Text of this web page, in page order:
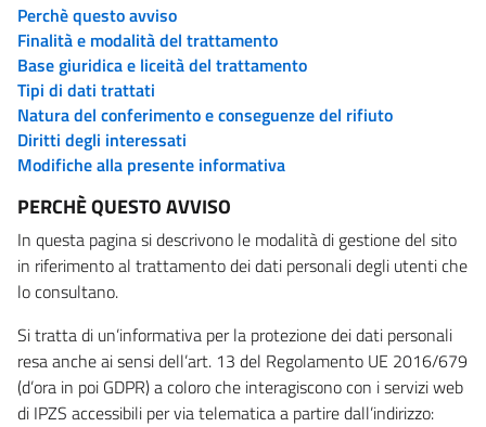
Perchè questo avviso
Finalità e modalità del trattamento
Base giuridica e liceità del trattamento
Tipi di dati trattati
Natura del conferimento e conseguenze del rifiuto
Diritti degli interessati
Modifiche alla presente informativa
PERCHÈ QUESTO AVVISO
In questa pagina si descrivono le modalità di gestione del sito
in riferimento al trattamento dei dati personali degli utenti che
lo consultano.
Si tratta di un’informativa per la protezione dei dati personali
resa anche ai sensi dell’art. 13 del Regolamento UE 2016/679
(d’ora in poi GDPR) a coloro che interagiscono con i servizi web
di IPZS accessibili per via telematica a partire dall’indirizzo: